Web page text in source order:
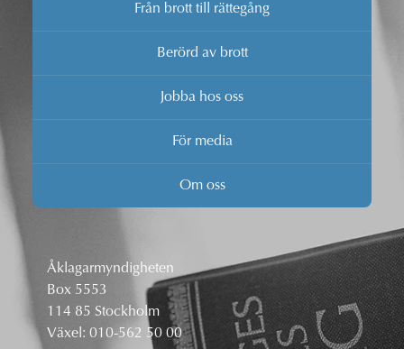
Från brott till rättegång
Berörd av brott
Jobba hos oss
För media
Om oss
Åklagarmyndigheten
Box 5553
114 85 Stockholm
Växel: 010-562 50 00